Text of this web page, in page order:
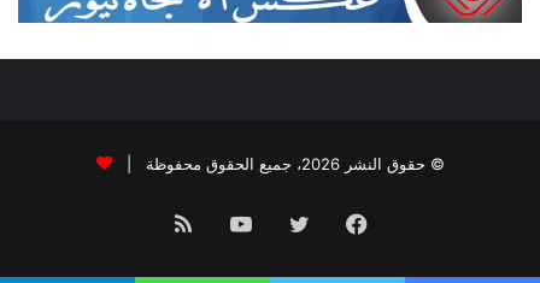
© حقوق النشر 2026، جميع الحقوق محفوظة |
فيسبوك تويتر يوتيوب